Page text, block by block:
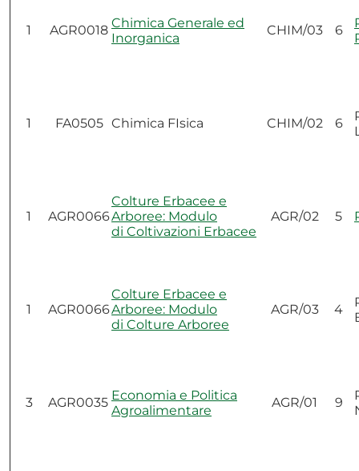
1 AGR0018 Chimica Generale ed
Inorganica
CHIM/03 6
1 FA0505 Chimica FIsica CHIM/02 6
1 AGR0066
Colture Erbacee e
Arboree: Modulo
di Coltivazioni Erbacee
AGR/02 5
1 AGR0066
Colture Erbacee e
Arboree: Modulo
di Colture Arboree
AGR/03 4
3 AGR0035 Economia e Politica
Agroalimentare
AGR/01 9